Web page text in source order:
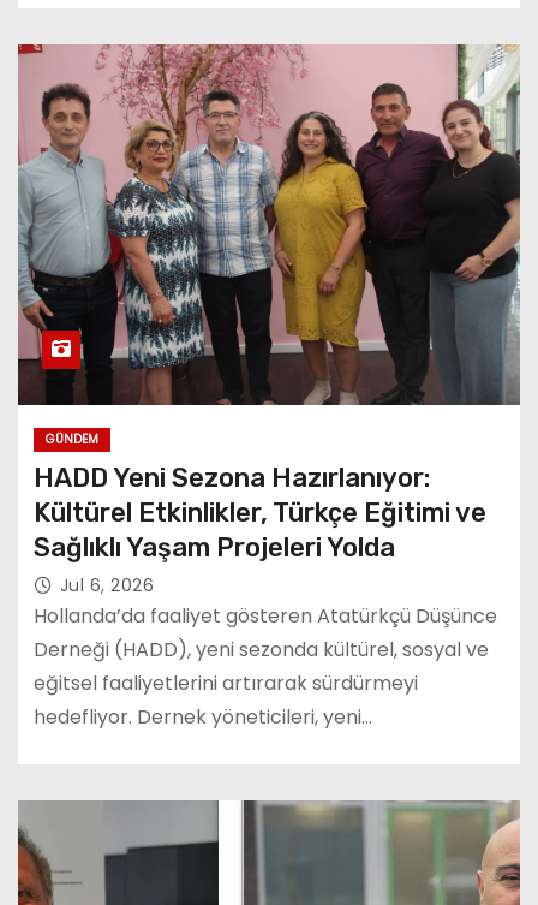
GÜNDEM
HADD Yeni Sezona Hazırlanıyor:
Kültürel Etkinlikler, Türkçe Eğitimi ve
Sağlıklı Yaşam Projeleri Yolda
Jul 6, 2026
Hollanda’da faaliyet gösteren Atatürkçü Düşünce
Derneği (HADD), yeni sezonda kültürel, sosyal ve
eğitsel faaliyetlerini artırarak sürdürmeyi
hedefliyor. Dernek yöneticileri, yeni…